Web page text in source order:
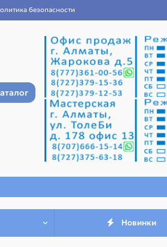
безопасности
Новинки